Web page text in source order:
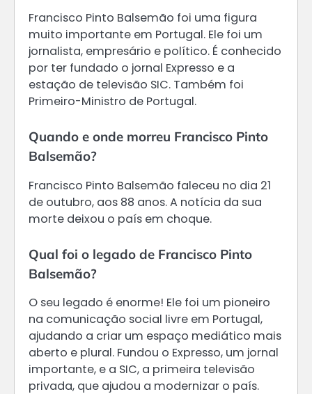
Francisco Pinto Balsemão foi uma figura
muito importante em Portugal. Ele foi um
jornalista, empresário e político. É conhecido
por ter fundado o jornal Expresso e a
estação de televisão SIC. Também foi
Primeiro-Ministro de Portugal.
Quando e onde morreu Francisco Pinto
Balsemão?
Francisco Pinto Balsemão faleceu no dia 21
de outubro, aos 88 anos. A notícia da sua
morte deixou o país em choque.
Qual foi o legado de Francisco Pinto
Balsemão?
O seu legado é enorme! Ele foi um pioneiro
na comunicação social livre em Portugal,
ajudando a criar um espaço mediático mais
aberto e plural. Fundou o Expresso, um jornal
importante, e a SIC, a primeira televisão
privada, que ajudou a modernizar o país.